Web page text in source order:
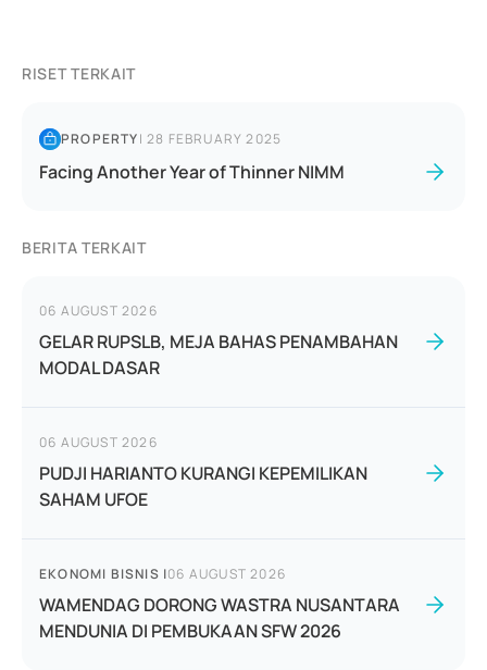
RISET TERKAIT
PROPERTY|28 FEBRUARY 2025
Facing Another Year of Thinner NIMM
BERITA TERKAIT
06 AUGUST 2026
GELAR RUPSLB, MEJA BAHAS PENAMBAHAN
MODAL DASAR
06 AUGUST 2026
PUDJI HARIANTO KURANGI KEPEMILIKAN
SAHAM UFOE
EKONOMI BISNIS |06 AUGUST 2026
WAMENDAG DORONG WASTRA NUSANTARA
MENDUNIA DI PEMBUKAAN SFW 2026